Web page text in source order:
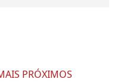
PRÓXIMOS